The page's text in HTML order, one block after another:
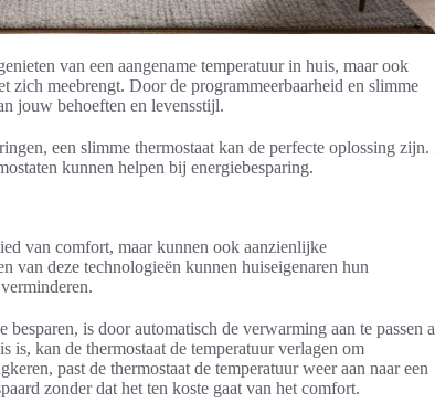
van een aangename temperatuur in huis, maar ook
zich meebrengt. Door de programmeerbaarheid en slimme
jouw behoeften en levensstijl.
een slimme thermostaat kan de perfecte oplossing zijn.
kunnen helpen bij energiebesparing.
van comfort, maar kunnen ook aanzienlijke
van deze technologieën kunnen huiseigenaren hun
is door automatisch de verwarming aan te passen
is, kan de thermostaat de temperatuur verlagen om
past de thermostaat de temperatuur weer aan naar een
zonder dat het ten koste gaat van het comfort.